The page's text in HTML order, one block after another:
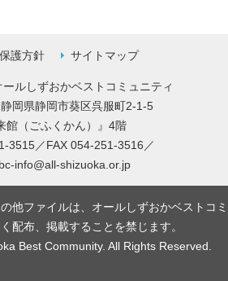
護方針 サイトマップ
ルしずおかベストコミュニティ
岡県静岡市葵区呉服町2-1-5
館（ごふくかん）』4階
3515／FAX 054-251-3516／
info@all-shizuoka.or.jp
他ファイルは、オールしずおかベストコミ
配布、掲載することを禁じます。
Best Community. All Rights Reserved.